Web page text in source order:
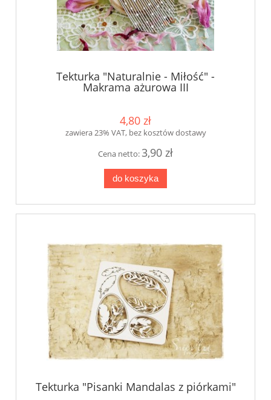
Tekturka "Naturalnie - Miłość" -
Makrama ażurowa III
4,80 zł
zawiera 23% VAT, bez kosztów dostawy
Cena netto:3,90 zł
do koszyka
Tekturka "Pisanki Mandalas z piórkami"